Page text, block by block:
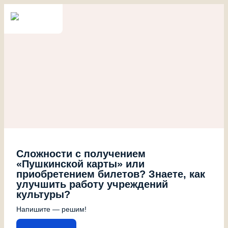
Сложности с получением
«Пушкинской карты» или
приобретением билетов? Знаете, как
улучшить работу учреждений
культуры?
Напишите — решим!